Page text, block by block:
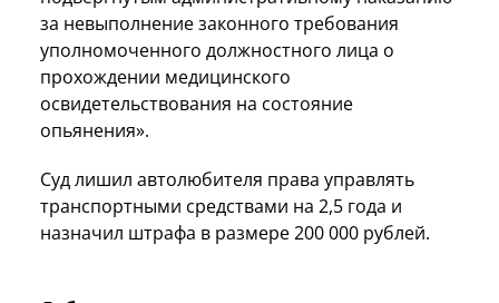
за невыполнение законного требования
уполномоченного должностного лица о
прохождении медицинского
освидетельствования на состояние
опьянения».
Суд лишил автолюбителя права управлять
транспортными средствами на 2,5 года и
назначил штрафа в размере 200 000 рублей.